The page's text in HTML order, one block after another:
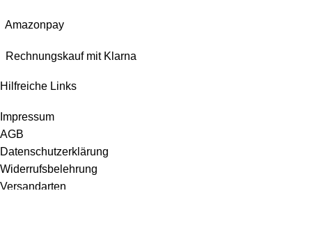
Amazonpay
Rechnungskauf mit Klarna
Hilfreiche Links
Impressum
AGB
Datenschutzerklärung
Widerrufsbelehrung
Versandarten